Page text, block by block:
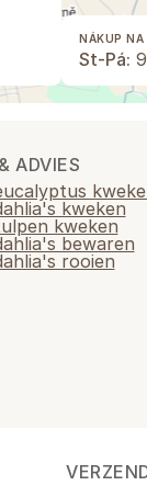
NÁKUP NA
St-Pá:
ADVIES
kweken
kweken
bewaren
rooien